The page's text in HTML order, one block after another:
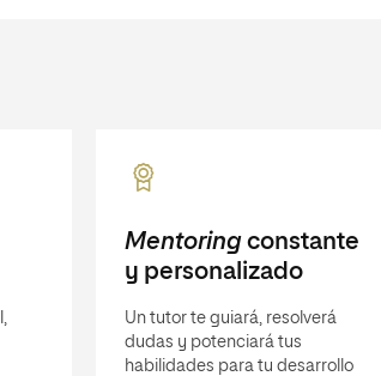
Mentoringconstante
y personalizado
Un tutor te guiará, resolverá
dudas y potenciará tus
habilidades para tu desarrollo